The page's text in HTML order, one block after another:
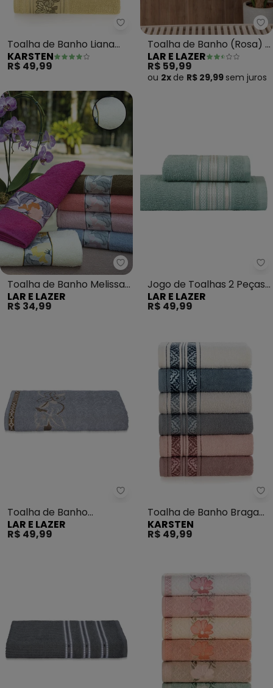
Karsten - Toalha de Banho
Toalha de Banho Liana
(Verde
Miragem/Turquesa)
KARSTEN
R$ 49,99
Toalha de Banho (Rosa) 1
Peça
LAR E LAZER
R$ 59,99
ou 2x de R$ 29,99 sem juros
Lar e Lazer - Toalha de Banho
Toalha de Banho Melissa
Branca 1 Peça
LAR E LAZER
R$ 34,99
Jogo de Toalhas 2 Peças
Rubi Mar Mediterraneo
LAR E LAZER
R$ 49,99
Lar e Lazer - Toalha de Banho
Toalha de Banho
Hortência (Cinza)
LAR E LAZER
R$ 49,99
Toalha de Banho Braga
(Ivory/Azul)
KARSTEN
R$ 49,99